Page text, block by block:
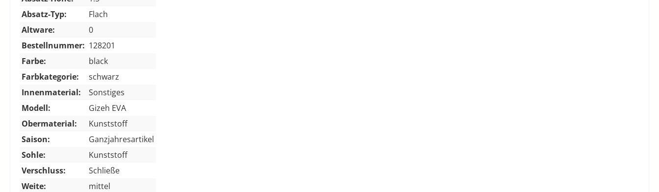
Absatz-Typ:
Flach
Altware:
0
Bestellnummer: 128201
Farbe:
black
Farbkategorie:
schwarz
Innenmaterial:
Sonstiges
Modell:
Gizeh EVA
Obermaterial:
Kunststoff
Saison:
Ganzjahresartikel
Sohle:
Kunststoff
Verschluss:
Schließe
Weite:
mittel